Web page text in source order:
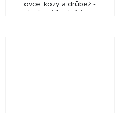
ovce, kozy a drůbež -